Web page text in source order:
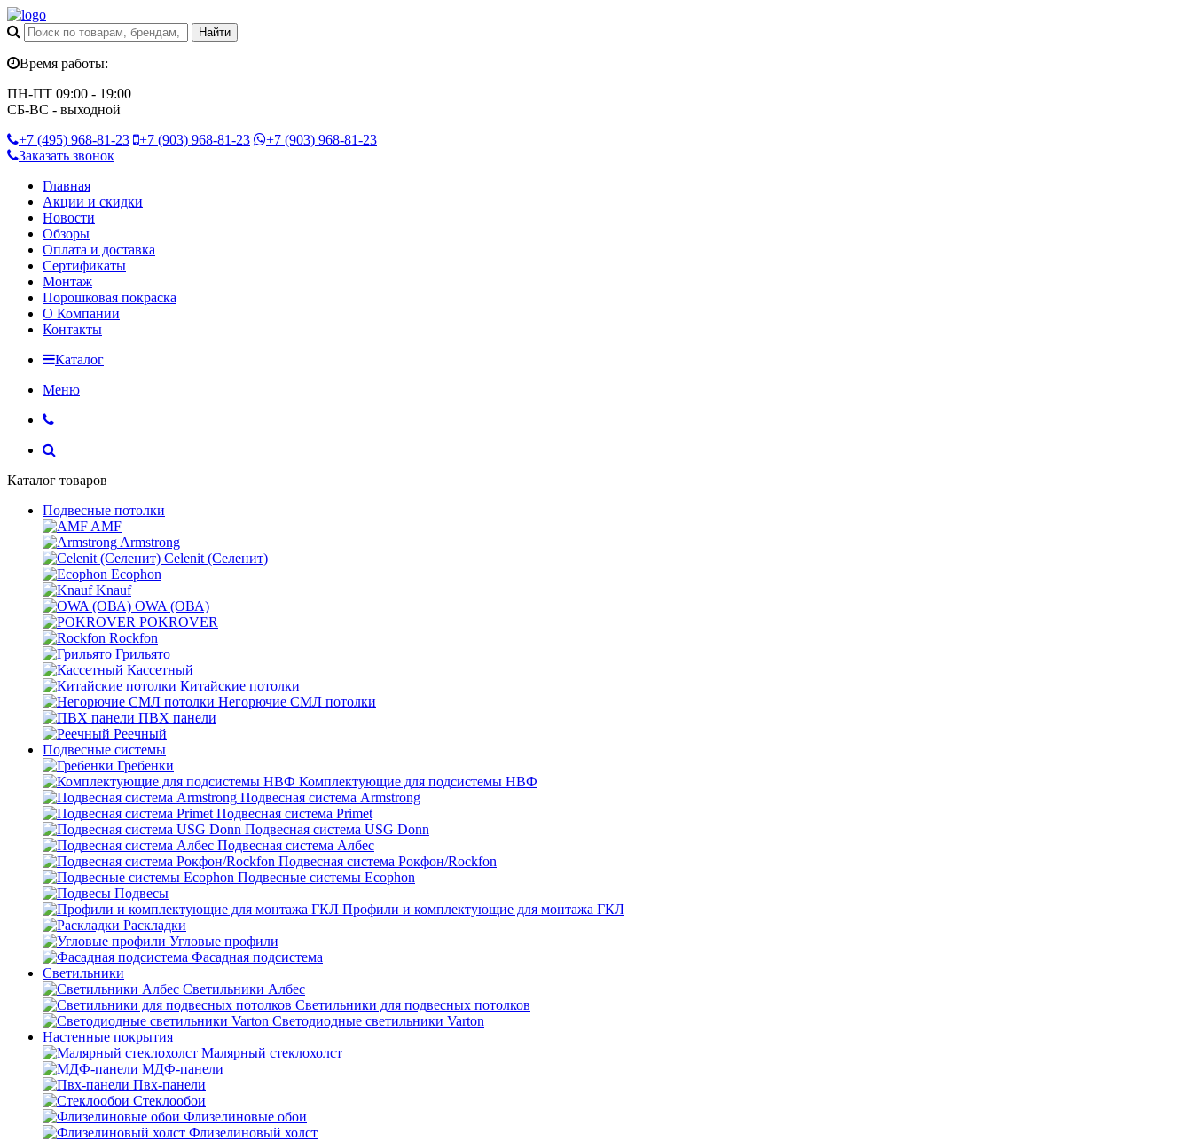
Время работы:
ПН-ПТ 09:00 - 19:00
СБ-ВС - выходной
+7 (495) 968-81-23 +7 (903) 968-81-23 +7 (903) 968-81-23
Заказать звонок
Главная
Акции и скидки
Новости
Обзоры
Оплата и доставка
Сертификаты
Монтаж
Порошковая покраска
О Компании
Контакты
Каталог
Меню
Каталог товаров
Подвесные потолки
AMF
Armstrong
Celenit (Селенит)
Ecophon
Knauf
OWA (ОВА)
POKROVER
Rockfon
Грильято
Кассетный
Китайские потолки
Негорючие СМЛ потолки
ПВХ панели
Реечный
Подвесные системы
Гребенки
Комплектующие для подсистемы НВФ
Подвесная система Armstrong
Подвесная система Primet
Подвесная система USG Donn
Подвесная система Албес
Подвесная система Рокфон/Rockfon
Подвесные системы Ecophon
Подвесы
Профили и комплектующие для монтажа ГКЛ
Раскладки
Угловые профили
Фасадная подсистема
Светильники
Светильники Албес
Светильники для подвесных потолков
Светодиодные светильники Varton
Настенные покрытия
Малярный стеклохолст
МДФ-панели
Пвх-панели
Стеклообои
Флизелиновые обои
Флизелиновый холст